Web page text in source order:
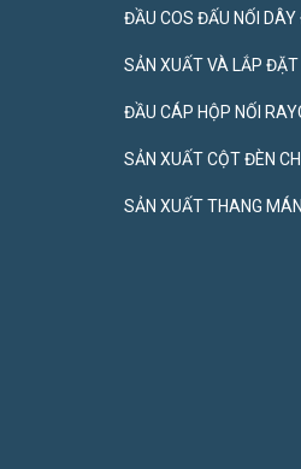
ĐẦU COS ĐẤU NỐI DÂY
SẢN XUẤT VÀ LẮP
ĐẦU CÁP HỘP NỐI
SẢN XUẤT CỘT ĐÈN
SẢN XUẤT THANG